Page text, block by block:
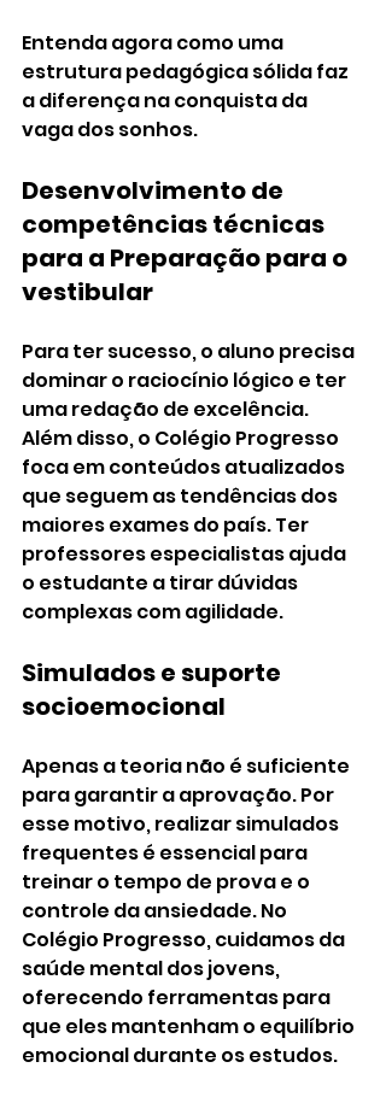
Entenda agora como uma
estrutura pedagógica sólida faz
a diferença na conquista da
vaga dos sonhos.
Desenvolvimento de
competências técnicas
para a Preparação para o
vestibular
Para ter sucesso, o aluno precisa
dominar o raciocínio lógico e ter
uma redação de excelência.
Além disso, o Colégio Progresso
foca em conteúdos atualizados
que seguem as tendências dos
maiores exames do país. Ter
professores especialistas ajuda
o estudante a tirar dúvidas
complexas com agilidade.
Simulados e suporte
socioemocional
Apenas a teoria não é suficiente
para garantir a aprovação. Por
esse motivo, realizar simulados
frequentes é essencial para
treinar o tempo de prova e o
controle da ansiedade. No
Colégio Progresso, cuidamos da
saúde mental dos jovens,
oferecendo ferramentas para
que eles mantenham o equilíbrio
emocional durante os estudos.